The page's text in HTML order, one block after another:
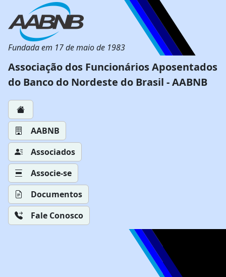
Fundada em 17 de maio de 1983
Associação dos Funcionários Aposentados
do Banco do Nordeste do Brasil - AABNB
AABNB
Associados
Associe-se
Documentos
Fale Conosco